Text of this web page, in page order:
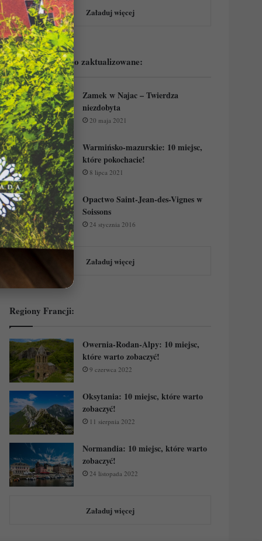
Załaduj więcej
Podejrzyj ostatnio zaktualizowane:
Zamek w Najac – Twierdza
niezdobyta
20 maja 2021
Warmińsko-mazurskie: 10 miejsc,
które pokochacie!
8 lipca 2021
Opactwo Saint-Jean-des-Vignes w
Soissons
24 stycznia 2016
Załaduj więcej
Regiony Francji:
Owernia-Rodan-Alpy: 10 miejsc,
które warto zobaczyć!
9 czerwca 2022
Oksytania: 10 miejsc, które warto
zobaczyć!
11 sierpnia 2022
Normandia: 10 miejsc, które warto
zobaczyć!
24 listopada 2022
Załaduj więcej